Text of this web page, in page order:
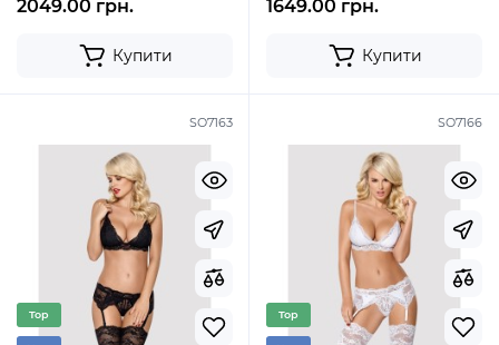
2049.00 грн.
Купити
1649.00 грн.
Купити
SO7163
Top
SO7166
Top